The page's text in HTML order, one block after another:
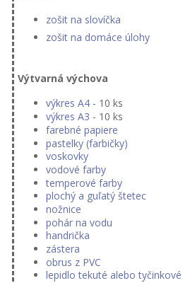
zošit na slovíčka
zošit na domáce úlohy
Výtvarná výchova
výkres A4 - 10 ks
výkres A3 - 10 ks
farebné papiere
pastelky (farbičky)
voskovky
vodové farby
temperové farby
plochý a guľatý štetec
nožnice
pohár na vodu
handrička
zástera
obrus z PVC
lepidlo tekuté alebo tyčinkové